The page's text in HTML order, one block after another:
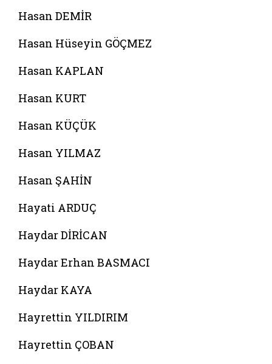
Hasan DEMİR
Hasan Hüseyin GÖÇMEZ
Hasan KAPLAN
Hasan KURT
Hasan KÜÇÜK
Hasan YILMAZ
Hasan ŞAHİN
Hayati ARDUÇ
Haydar DİRİCAN
Haydar Erhan BASMACI
Haydar KAYA
Hayrettin YILDIRIM
Hayrettin ÇOBAN